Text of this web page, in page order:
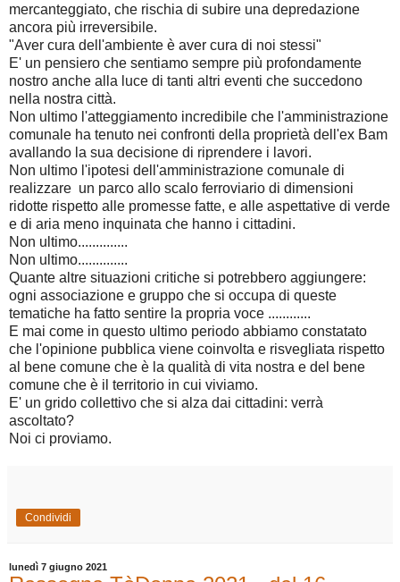
mercanteggiato, che rischia di subire una depredazione
ancora più irreversibile.
"Aver cura dell'ambiente è aver cura di noi stessi"
E' un pensiero che sentiamo sempre più profondamente
nostro anche alla luce di tanti altri eventi che succedono
nella nostra città.
Non ultimo l'atteggiamento incredibile che l'amministrazione
comunale ha tenuto nei confronti della proprietà dell'ex Bam
avallando la sua decisione di riprendere i lavori.
Non ultimo l'ipotesi dell'amministrazione comunale di
realizzare un parco allo scalo ferroviario di dimensioni
ridotte rispetto alle promesse fatte, e alle aspettative di verde
e di aria meno inquinata che hanno i cittadini.
Non ultimo..............
Non ultimo..............
Quante altre situazioni critiche si potrebbero aggiungere:
ogni associazione e gruppo che si occupa di queste
tematiche ha fatto sentire la propria voce ............
E mai come in questo ultimo periodo abbiamo constatato
che l'opinione pubblica viene coinvolta e risvegliata rispetto
al bene comune che è la qualità di vita nostra e del bene
comune che è il territorio in cui viviamo.
E' un grido collettivo che si alza dai cittadini: verrà
ascoltato?
Noi ci proviamo.
Condividi
lunedì 7 giugno 2021